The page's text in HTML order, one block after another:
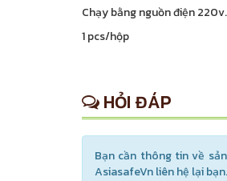
Chạy bằng nguồn điện
1 pcs/hộp
HỎI ĐÁP
Bạn cần thông tin về
AsiasafeVn liên hệ lại bạn.